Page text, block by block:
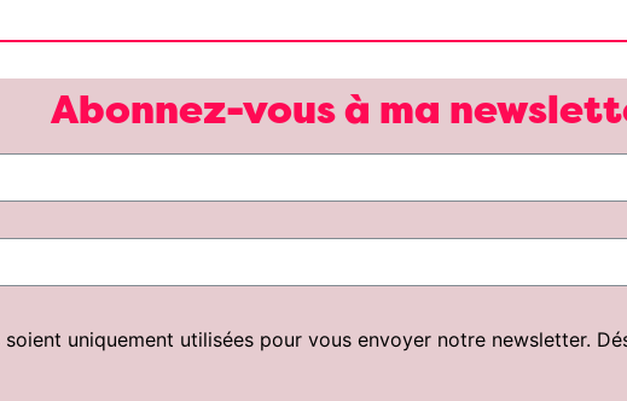
Abonnez-vous à ma
uniquement utilisées pour vous envoyer notre newsletter.